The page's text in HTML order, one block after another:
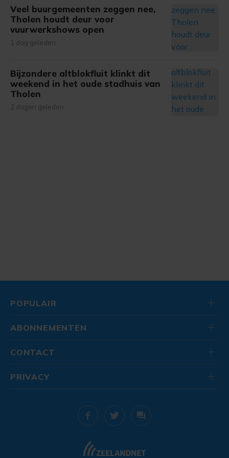
onze cookiepagina kun je ons cookiebeleid bekijken en je
gemaakte keuze altijd wijzigen of intrekken.
Veel buurgemeenten zeggen nee,
Tholen houdt deur voor
vuurwerkshows open
1 dag geleden
Bijzondere altblokfluit klinkt dit
weekend in het oude stadhuis van
Tholen
2 dagen geleden
POPULAIR
ABONNEMENTEN
CONTACT
PRIVACY